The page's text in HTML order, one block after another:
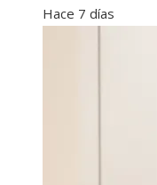
Hace 7 días